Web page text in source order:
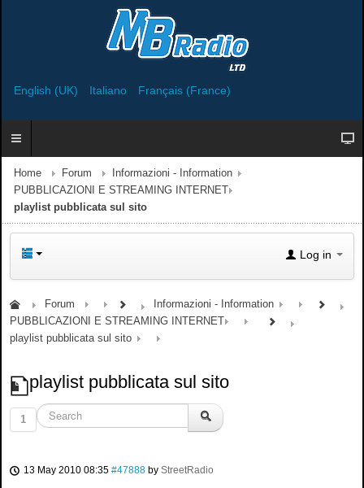
English (UK) Italiano Français (France)
Home Forum
Informazioni - Information
PUBBLICAZIONI E STREAMING INTERNET
playlist pubblicata sul sito
Log in
Forum
Informazioni - Information
PUBBLICAZIONI E STREAMING INTERNET
playlist pubblicata sul sito
playlist pubblicata sul sito
1
13 May 2010 08:35 #47888 by StreetRadio